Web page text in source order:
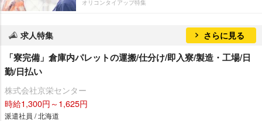
オリコンタイアップ特集
求人特集 さらに見る
「寮完備」倉庫内パレットの運搬/仕分け/即入寮/製造・工場/日
勤/日払い
株式会社京栄センター
時給1,300円～1,625円
派遣社員 / 北海道